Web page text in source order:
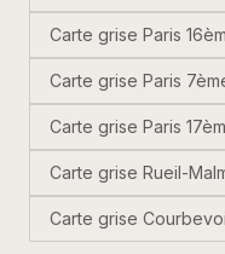
Carte grise Paris
Carte grise Paris
Carte grise Paris
Carte grise Rueil-
Carte grise